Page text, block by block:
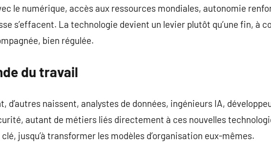
le numérique, accès aux ressources mondiales, autonomie
s’effacent. La technologie devient un levier plutôt qu’une fin, à
bien régulée.
du travail
d’autres naissent, analystes de données, ingénieurs IA,
autant de métiers liés directement à ces nouvelles
jusqu’à transformer les modèles d’organisation eux-mêmes.